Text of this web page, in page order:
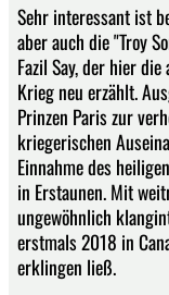
Sehr interessant ist
aber auch die "Troy
Fazil Say, der hier
Krieg neu erzählt.
Prinzen Paris zur
kriegerischen
Einnahme des
in Erstaunen. Mit
ungewöhnlich
erstmals 2018 in
erklingen ließ.